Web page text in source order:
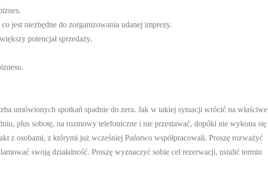
jest niezbędne do zorganizowania udanej imprezy.
potencjał sprzedaży.
umówionych spotkań spadnie do zera. Jak w takiej sytuacji wrócić na właściwe
plus sobotę, na rozmowy telefoniczne i nie przestawać, dopóki nie wykona się
z osobami, z którymi już wcześniej Państwo współpracowali. Proszę rozważyć
swoją działalność. Proszę wyznaczyć sobie cel rezerwacji, ustalić termin